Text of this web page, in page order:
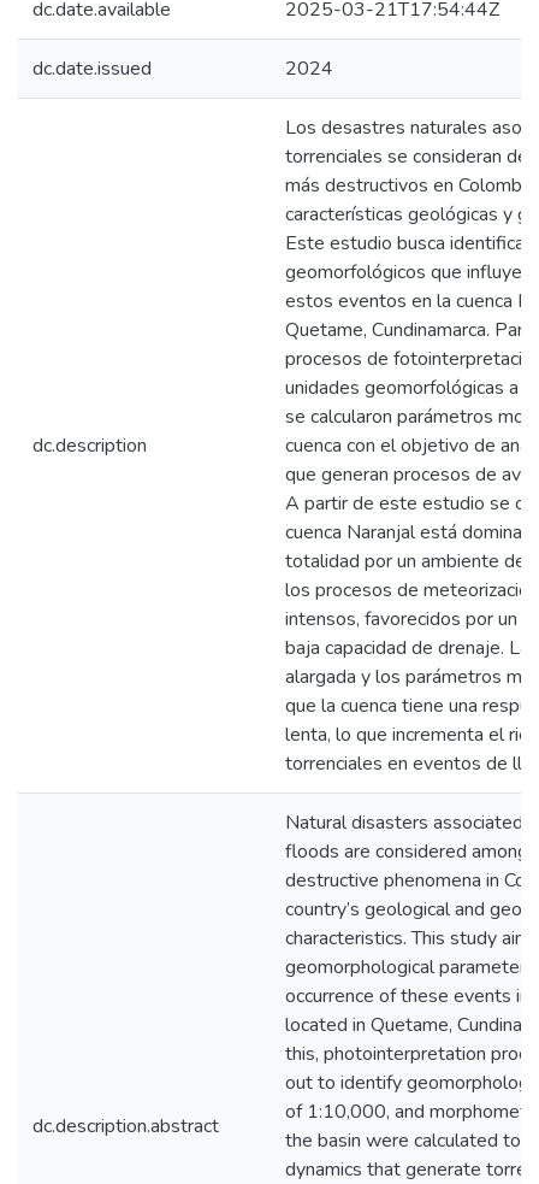
dc.date.available 2025-03-21T17:54:44Z
dc.date.issued 2024
dc.description
Los desastres naturales
torrenciales se consideran de
más destructivos en
características geológicas y
Este estudio busca
geomorfológicos que influyen
estos eventos en la cuenca
Quetame, Cundinamarca.
procesos de
unidades geomorfológicas a
se calcularon parámetros
cuenca con el objetivo de
que generan procesos de
A partir de este estudio se
cuenca Naranjal está
totalidad por un ambiente
los procesos de
intensos, favorecidos por un
baja capacidad de drenaje. La
alargada y los parámetros
que la cuenca tiene una
lenta, lo que incrementa el
torrenciales en eventos de
dc.description.abstract
Natural disasters associated
floods are considered among
destructive phenomena in
country’s geological and
characteristics. This study
geomorphological
occurrence of these events in
located in Quetame,
this, photointerpretation
out to identify
of 1:10,000, and
the basin were calculated to
dynamics that generate